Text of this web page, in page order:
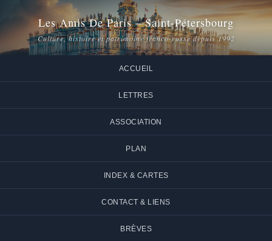
Les Amis De Paris – Saint-Pétersbourg
Culture, histoire et patrimoine franco-russe depuis 1992
ACCUEIL
LETTRES
ASSOCIATION
PLAN
INDEX & CARTES
CONTACT & LIENS
BRÈVES